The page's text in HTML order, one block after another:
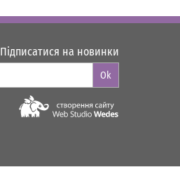
Підписатися на новинки
Ok